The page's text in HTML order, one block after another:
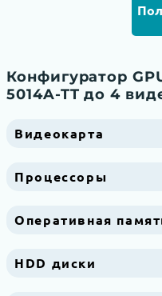
Конфигуратор
5014A-TT до 4
Видеокарта
Процессоры
Оперативная
HDD диски